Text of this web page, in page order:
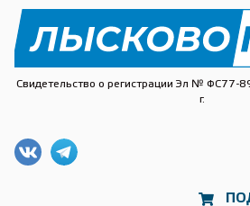
Свидетельство о регистрации Эл № ФС77-
г.